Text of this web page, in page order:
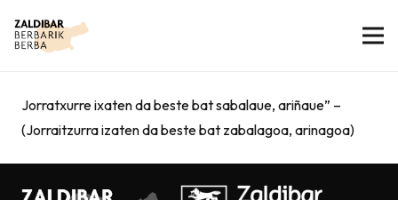
Jorratxurre ixaten da beste bat sabalaue, ariñaue” –
(Jorraitzurra izaten da beste bat zabalagoa, arinagoa)